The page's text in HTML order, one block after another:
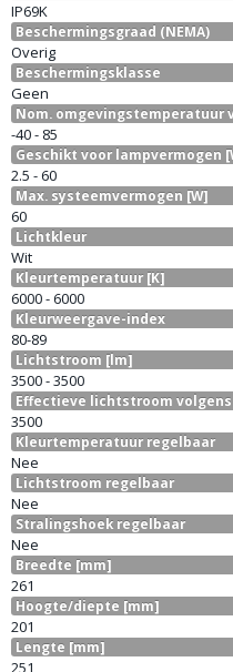
IP69K
Beschermingsgraad (NEMA)
Overig
Beschermingsklasse
Geen
Nom. omgevingstemperatuur
-40 - 85
Geschikt voor lampvermogen
2.5 - 60
Max. systeemvermogen [W]
60
Lichtkleur
Wit
Kleurtemperatuur [K]
6000 - 6000
Kleurweergave-index
80-89
Lichtstroom [lm]
3500 - 3500
Effectieve lichtstroom volgens
3500
Kleurtemperatuur regelbaar
Nee
Lichtstroom regelbaar
Nee
Stralingshoek regelbaar
Nee
Breedte [mm]
261
Hoogte/diepte [mm]
201
Lengte [mm]
251